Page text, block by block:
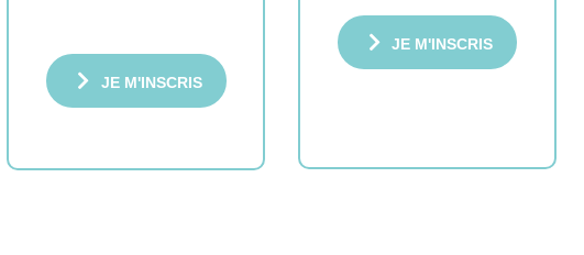
JE M'INSCRIS
JE M'INSCRIS